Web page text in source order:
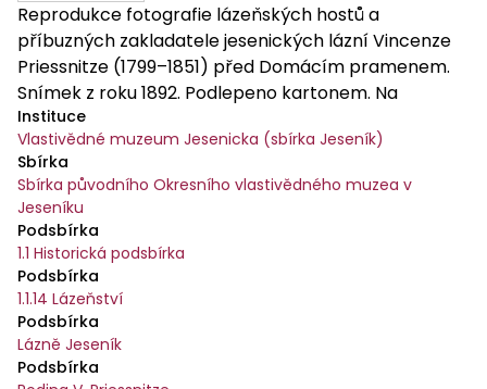
Reprodukce fotografie lázeňských hostů a
příbuzných zakladatele jesenických lázní Vincenze
Priessnitze (1799–1851) před Domácím pramenem.
Snímek z roku 1892. Podlepeno kartonem. Na
kruhovém snímku dvě řady hostů, uprostřed dolní
řady Hans Ripper (zeť Priessnitzův a po smrti svého
tchána nadšený propagátor vodoléčby), vedle něj
Ripperova dcera Zdeňka Ripper-Friedrich, v pozadí
schodiště se zábradlím. Na reversu tužkou dopsán
seznam osob na snímku, např. Otto Baron v. Uslar
Gleichen (zeť V. Priessnitze, manžel Anny Marie);
Baron Gaiso; Frau Ebeu (?); Joszy von Ujházy (zeť V.
Priessnitze, manžel Sofie); Frau v. Häuichen (?).
Instituce
Vlastivědné muzeum Jesenicka (sbírka Jeseník)
Sbírka
Sbírka původního Okresního vlastivědného muzea v
Jeseníku
Podsbírka
1.1 Historická podsbírka
Podsbírka
1.1.14 Lázeňství
Podsbírka
Lázně Jeseník
Podsbírka